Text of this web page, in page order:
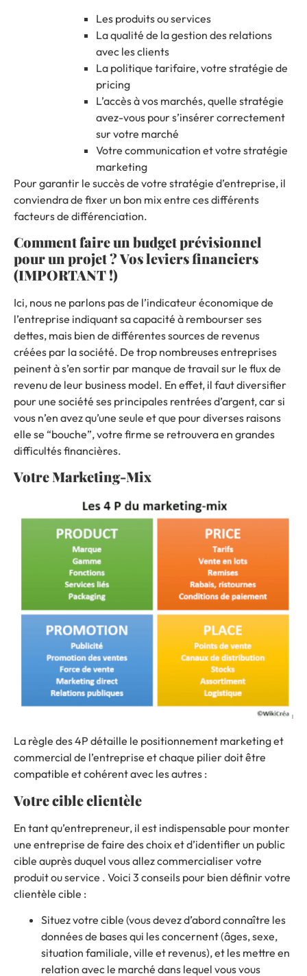
Les produits ou services
La qualité de la gestion des relations
avec les clients
La politique tarifaire, votre stratégie de
pricing
L’accès à vos marchés, quelle stratégie
avez-vous pour s’insérer correctement
sur votre marché
Votre communication et votre stratégie
marketing
Pour garantir le succès de votre stratégie d’entreprise, il
conviendra de fixer un bon mix entre ces différents
facteurs de différenciation.
Comment faire un budget prévisionnel
pour un projet ?Vos leviers financiers
(IMPORTANT !)
Ici, nous ne parlons pas de l’indicateur économique de
l’entreprise indiquant sa capacité à rembourser ses
dettes, mais bien de différentes sources de revenus
créées par la société. De trop nombreuses entreprises
peinent à s’en sortir par manque de travail sur le flux de
revenu de leur business model. En effet, il faut diversifier
pour une société ses principales rentrées d’argent, car si
vous n’en avez qu’une seule et que pour diverses raisons
elle se “bouche”, votre firme se retrouvera en grandes
difficultés financières.
Votre Marketing-Mix
La règle des 4P détaille le positionnement marketing et
commercial de l’entreprise et chaque pilier doit être
compatible et cohérent avec les autres :
Votre cible clientèle
En tant qu’entrepreneur, il est indispensable pour monter
une entreprise de faire des choix et d’identifier un public
cible auprès duquel vous allez commercialiser votre
produit ou service . Voici 3 conseils pour bien définir votre
clientèle cible :
Situez votre cible (vous devez d’abord connaître les
données de bases qui les concernent (âges, sexe,
situation familiale, ville et revenus), et les mettre en
relation avec le marché dans lequel vous vous